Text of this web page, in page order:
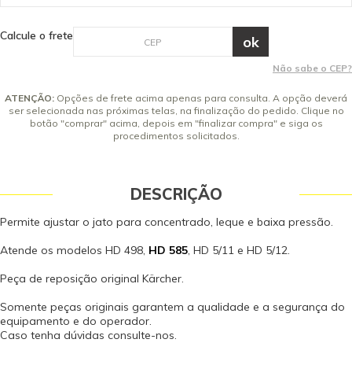
8x de R$ 34,28 sem juros
9x de R$ 30,47 sem juros
Calcule o frete
Não sabe o CEP?
ATENÇÃO: Opções de frete acima apenas para consulta. A opção deverá
ser selecionada nas próximas telas, na finalização do pedido. Clique no
botão "comprar" acima, depois em "finalizar compra" e siga os
procedimentos solicitados.
DESCRIÇÃO
Permite ajustar o jato para concentrado, leque e baixa pressão.
Atende os modelos HD 498, HD 585, HD 5/11 e HD 5/12.
Peça de reposição original Kärcher.
Somente peças originais garantem a qualidade e a segurança do
equipamento e do operador.
Caso tenha dúvidas consulte-nos.